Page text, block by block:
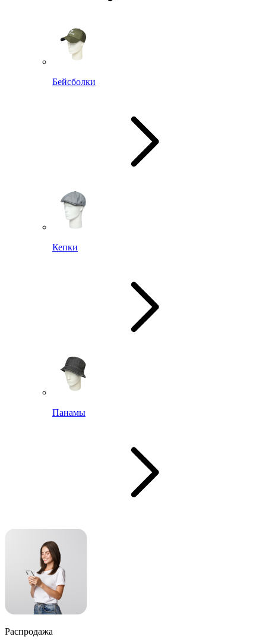
Бейсболки
Кепки
Панамы
Распродажа